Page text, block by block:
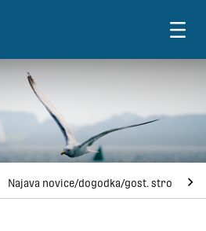
Najava novice/dogodka/gost. strok.